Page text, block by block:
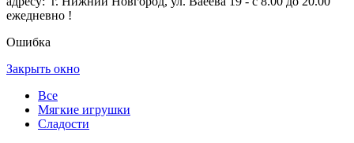
ежедневно !
Ошибка
Закрыть окно
Все
Мягкие игрушки
Сладости